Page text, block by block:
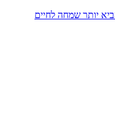
יותר שמחה לחיים